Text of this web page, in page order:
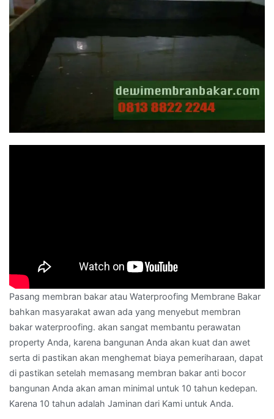
Pasang membran bakar atau Waterproofing Membrane Bakar
bahkan masyarakat awan ada yang menyebut membran
bakar waterproofing. akan sangat membantu perawatan
property Anda, karena bangunan Anda akan kuat dan awet
serta di pastikan akan menghemat biaya pemeriharaan, dapat
di pastikan setelah memasang membran bakar anti bocor
bangunan Anda akan aman minimal untuk 10 tahun kedepan.
Karena 10 tahun adalah Jaminan dari Kami untuk Anda.